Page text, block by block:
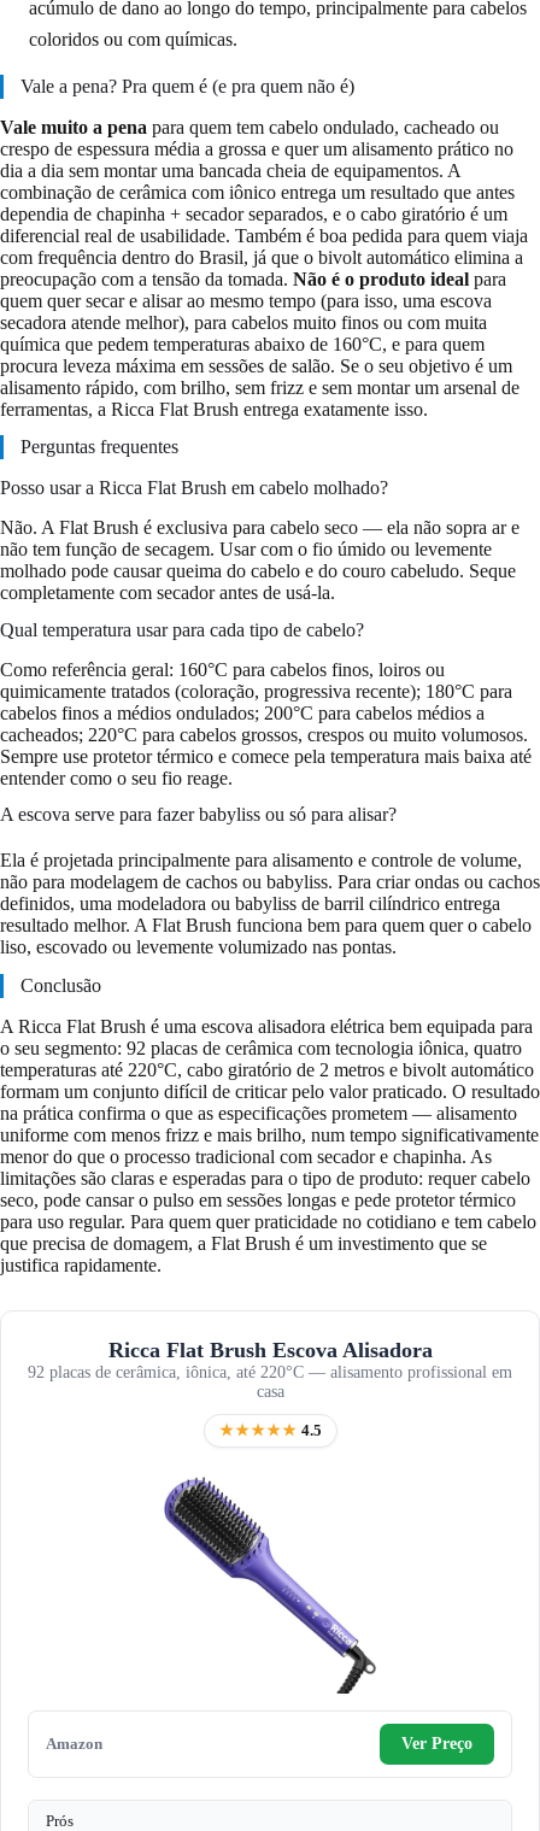
acúmulo de dano ao longo do tempo, principalmente para cabelos
coloridos ou com químicas.
Vale a pena? Pra quem é (e pra quem não é)
Vale muito a pena para quem tem cabelo ondulado, cacheado ou
crespo de espessura média a grossa e quer um alisamento prático no
dia a dia sem montar uma bancada cheia de equipamentos. A
combinação de cerâmica com iônico entrega um resultado que antes
dependia de chapinha + secador separados, e o cabo giratório é um
diferencial real de usabilidade. Também é boa pedida para quem viaja
com frequência dentro do Brasil, já que o bivolt automático elimina a
preocupação com a tensão da tomada. Não é o produto ideal para
quem quer secar e alisar ao mesmo tempo (para isso, uma escova
secadora atende melhor), para cabelos muito finos ou com muita
química que pedem temperaturas abaixo de 160°C, e para quem
procura leveza máxima em sessões de salão. Se o seu objetivo é um
alisamento rápido, com brilho, sem frizz e sem montar um arsenal de
ferramentas, a Ricca Flat Brush entrega exatamente isso.
Perguntas frequentes
Posso usar a Ricca Flat Brush em cabelo molhado?
Não. A Flat Brush é exclusiva para cabelo seco — ela não sopra ar e
não tem função de secagem. Usar com o fio úmido ou levemente
molhado pode causar queima do cabelo e do couro cabeludo. Seque
completamente com secador antes de usá-la.
Qual temperatura usar para cada tipo de cabelo?
Como referência geral: 160°C para cabelos finos, loiros ou
quimicamente tratados (coloração, progressiva recente); 180°C para
cabelos finos a médios ondulados; 200°C para cabelos médios a
cacheados; 220°C para cabelos grossos, crespos ou muito volumosos.
Sempre use protetor térmico e comece pela temperatura mais baixa até
entender como o seu fio reage.
A escova serve para fazer babyliss ou só para alisar?
Ela é projetada principalmente para alisamento e controle de volume,
não para modelagem de cachos ou babyliss. Para criar ondas ou cachos
definidos, uma modeladora ou babyliss de barril cilíndrico entrega
resultado melhor. A Flat Brush funciona bem para quem quer o cabelo
liso, escovado ou levemente volumizado nas pontas.
Conclusão
A Ricca Flat Brush é uma escova alisadora elétrica bem equipada para
o seu segmento: 92 placas de cerâmica com tecnologia iônica, quatro
temperaturas até 220°C, cabo giratório de 2 metros e bivolt automático
formam um conjunto difícil de criticar pelo valor praticado. O resultado
na prática confirma o que as especificações prometem — alisamento
uniforme com menos frizz e mais brilho, num tempo significativamente
menor do que o processo tradicional com secador e chapinha. As
limitações são claras e esperadas para o tipo de produto: requer cabelo
seco, pode cansar o pulso em sessões longas e pede protetor térmico
para uso regular. Para quem quer praticidade no cotidiano e tem cabelo
que precisa de domagem, a Flat Brush é um investimento que se
justifica rapidamente.
Ricca Flat Brush Escova Alisadora
92 placas de cerâmica, iônica, até 220°C — alisamento profissional em
casa
★★★★★ 4.5
Amazon Ver Preço
Prós